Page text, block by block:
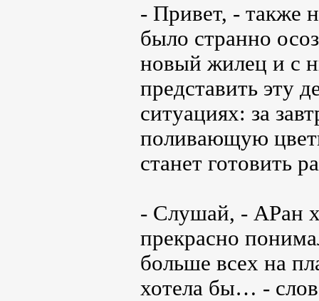
- Привет, - также
было странно
новый жилец и с
представить эту
ситуациях: за
поливающую
станет готовить
- Слушай, - АРан
прекрасно
больше всех на
хотела бы… -